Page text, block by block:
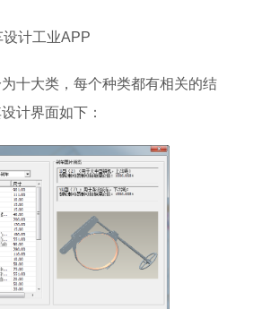
设计工业APP
十大类，每个种类都有相关的结
计界面如下：